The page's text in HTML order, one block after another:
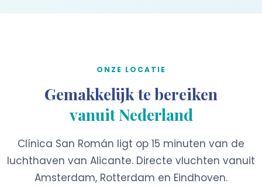
ONZE LOCATIE
Gemakkelijk te bereiken
vanuit Nederland
Clínica San Román ligt op 15 minuten van de
luchthaven van Alicante. Directe vluchten vanuit
Amsterdam, Rotterdam en Eindhoven.